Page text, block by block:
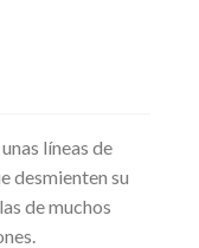
líneas de
desmienten su
de muchos